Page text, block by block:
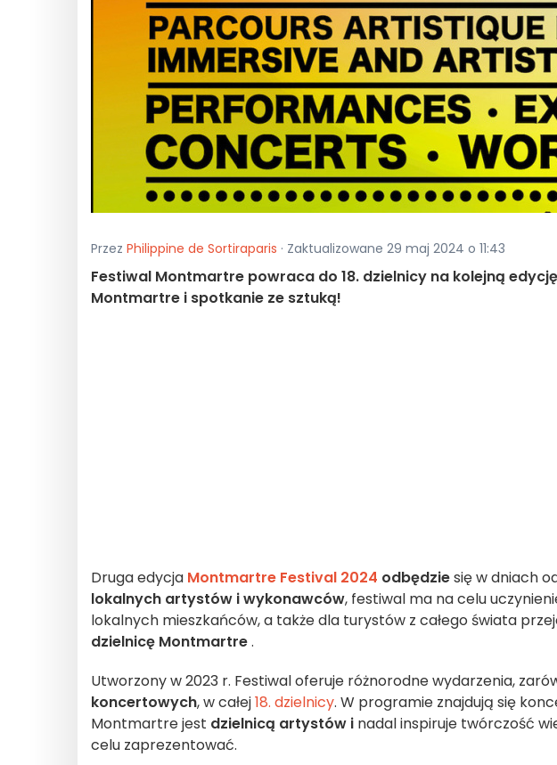
Przez Philippine de Sortiraparis · Zaktualizowane 29 maj 2024 o 11:43
Festiwal Montmartre powraca do 18. dzielnicy na kolejną
Montmartre i spotkanie ze sztuką!
Druga edycja Montmartre Festival 2024 odbędziesię w dniach
lokalnych artystów i wykonawców, festiwal ma na celu
lokalnych mieszkańców, a także dla turystów z całego świata
dzielnicę Montmartre.
Utworzony w 2023 r. Festiwal oferuje różnorodne wydarzenia,
koncertowych, w całej18. dzielnicy. W programie znajdują się
Montmartre jest dzielnicą artystów i nadal inspiruje twórczość
celu zaprezentować.